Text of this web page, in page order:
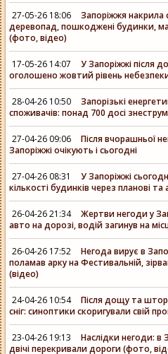
27-05-26 18:06
Запоріжжя накрила
деревопад, пошкоджені будинки,
(фото, відео)
17-05-26 14:07
У Запоріжжі після
оголошено жовтий рівень
28-04-26 10:50
Запорізькі
споживачів: понад 700 досі
27-04-26 09:06
Після вчорашньої
Запоріжжі очікують і сьогодні
27-04-26 08:31
У Запоріжжі
кількості будинків через планові
26-04-26 21:34
Жертви негоди у
авто на дорозі, водій загинув на
26-04-26 17:52
Негода вирує в
поламав арку на Фестивальній,
(відео)
24-04-26 10:54
Після дощу та
сніг: синоптики скоригували свій
23-04-26 19:13
Наслідки негоди: в
двічі перекривали дороги (фото,